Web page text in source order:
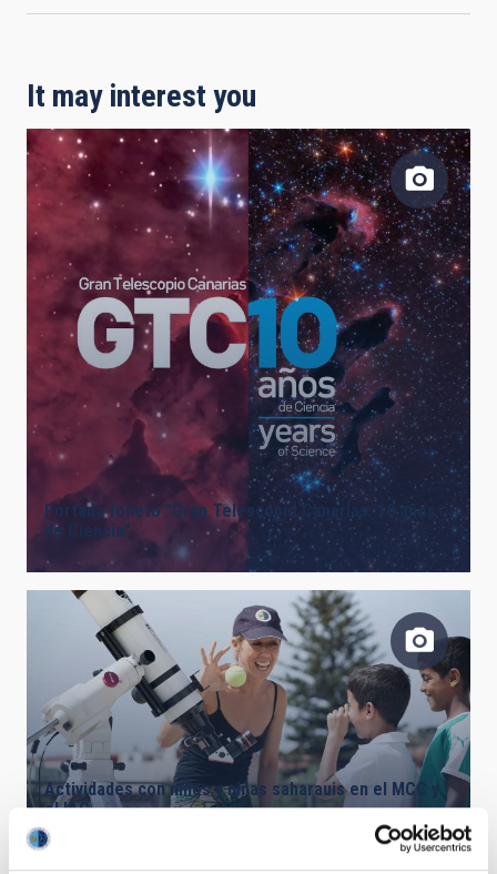
It may interest you
Portada folleto "Gran Telescopio Canarias: 10 años
de Ciencia"
Actividades con niños y niñas saharauis en el MCC y
el IAC